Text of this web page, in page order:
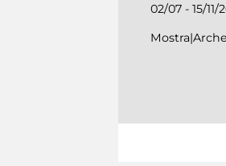
02/07 - 15/11/